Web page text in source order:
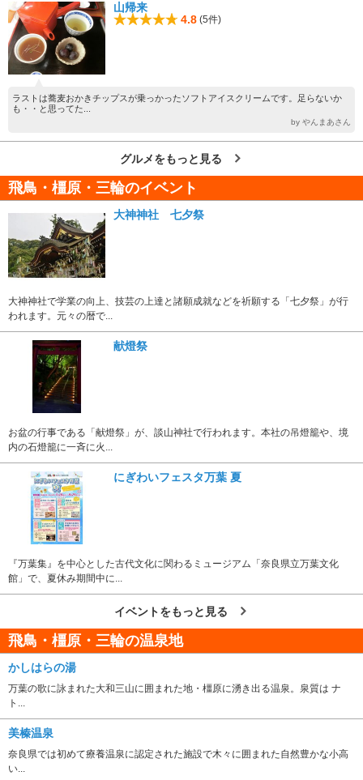
山帰来
4.8 (5件)
ラストは蕎麦おかきチップスが乗っかったソフトアイスクリームです。足らないか
も・・と思ってた...
by やんまあさん
グルメをもっと見る
飛鳥・橿原・三輪のイベント
大神神社 七夕祭
大神神社で学業の向上、技芸の上達と諸願成就などを祈願する「七夕祭」が行
われます。元々の暦で...
献燈祭
お盆の行事である「献燈祭」が、談山神社で行われます。本社の吊燈籠や、境
内の石燈籠に一斉に火...
にぎわいフェスタ万葉 夏
『万葉集』を中心とした古代文化に関わるミュージアム「奈良県立万葉文化
館」で、夏休み期間中に...
イベントをもっと見る
飛鳥・橿原・三輪の温泉地
かしはらの湯
万葉の歌に詠まれた大和三山に囲まれた地・橿原に湧き出る温泉。泉質は ナ
ト...
美榛温泉
奈良県では初めて療養温泉に認定された施設で木々に囲まれた自然豊かな小高
い...